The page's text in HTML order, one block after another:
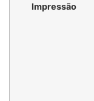
Impressão